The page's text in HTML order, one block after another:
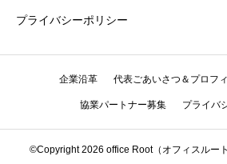
プライバシーポリシー
企業沿革 代表ごあいさつ＆プロフ
協業パートナー募集 プライバ
©Copyright 2026 office Root（オフィスルー